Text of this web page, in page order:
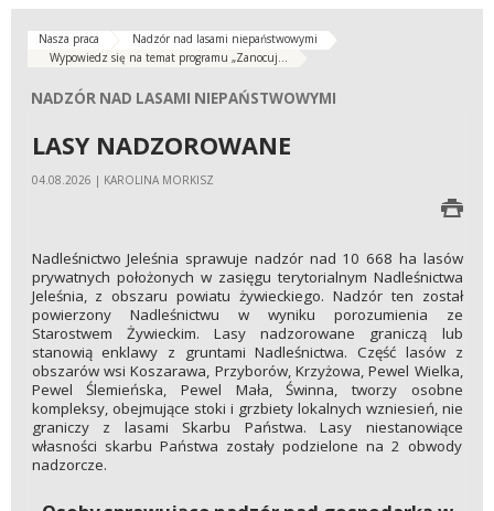
Nasza praca
Nadzór nad lasami niepaństwowymi
Wypowiedz się na temat programu „Zanocuj...
NADZÓR NAD LASAMI NIEPAŃSTWOWYMI
NADZÓR NAD LASAMI NIEPAŃSTWOWYMI
LASY NADZOROWANE
04.08.2026 | KAROLINA MORKISZ
Nadleśnictwo Jeleśnia sprawuje nadzór nad 10 668 ha lasów
prywatnych położonych w zasięgu terytorialnym Nadleśnictwa
Jeleśnia, z obszaru powiatu żywieckiego. Nadzór ten został
powierzony Nadleśnictwu w wyniku porozumienia ze
Starostwem Żywieckim. Lasy nadzorowane graniczą lub
stanowią enklawy z gruntami Nadleśnictwa. Część lasów z
obszarów wsi Koszarawa, Przyborów, Krzyżowa, Pewel Wielka,
Pewel Ślemieńska, Pewel Mała, Świnna, tworzy osobne
kompleksy, obejmujące stoki i grzbiety lokalnych wzniesień, nie
graniczy z lasami Skarbu Państwa. Lasy niestanowiące
własności skarbu Państwa zostały podzielone na 2 obwody
nadzorcze.